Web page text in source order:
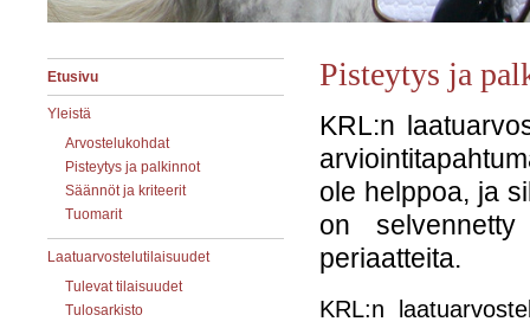
Etusivu
Yleistä
Arvostelukohdat
Pisteytys ja palkinnot
Säännöt ja kriteerit
Tuomarit
Laatuarvostelutilaisuudet
Tulevat tilaisuudet
Tulosarkisto
Pisteytys ja
KRL:n
ole helppoa, ja
on
periaatteita.
KRL:n